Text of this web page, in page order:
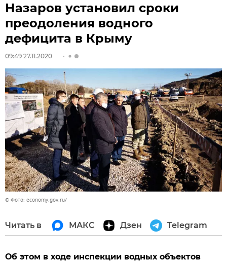
Назаров установил сроки
преодоления водного
дефицита в Крыму
09:49 27.11.2020
© Фото: economy.gov.ru/
Читать в МАКС Дзен Telegram
Об этом в ходе инспекции водных объектов